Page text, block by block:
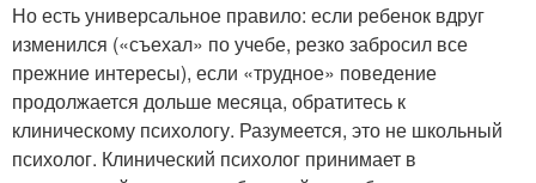
Но есть универсальное правило: если ребенок вдруг
изменился («съехал» по учебе, резко забросил все
прежние интересы), если «трудное» поведение
продолжается дольше месяца, обратитесь к
клиническому психологу. Разумеется, это не школьный
психолог. Клинический психолог принимает в